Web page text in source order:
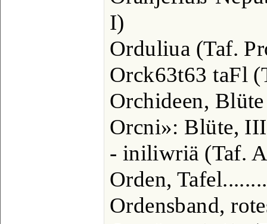
I)
Orduliua (Taf.
Orck63t63 taFl
Orchideen,
Orcni»: Blüte,
- iniliwriä (Taf.
Orden,
Ordensband,